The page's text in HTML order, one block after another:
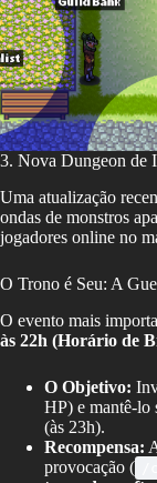
3. Nova Dungeon de
Uma atualização
ondas de monstros
jogadores online no
O Trono é Seu: A
O evento mais
às 22h (Horário de
O Objetivo:
HP) e mantê-lo
(às 23h).
Recompensa:
provocação (